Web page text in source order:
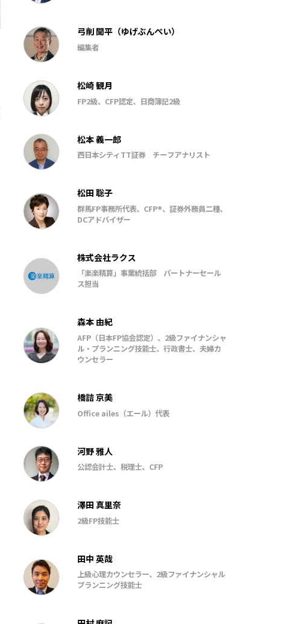
弓削 聞平（ゆげぶんぺい）
編集者
松崎 観月
FP2級、CFP認定、日商簿記2級
松本 義一郎
西日本シティTT証券 チーフアナリスト
松田 聡子
群馬FP事務所代表、CFP®、証券外務員二種、
DCアドバイザー
株式会社ラクス
「楽楽精算」事業統括部 パートナーセール
ス担当
森本 由紀
AFP（日本FP協会認定）、2級ファイナンシャ
ル・プランニング技能士、行政書士、夫婦カ
ウンセラー
橋詰 京美
Office ailes（エール）代表
河野 雅人
公認会計士、税理士、CFP
澤田 真里奈
2級FP技能士
田中 英哉
上級心理カウンセラー、2級ファイナンシャル
プランニング技能士